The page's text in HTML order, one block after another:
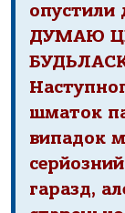
ДУМАЮ
шматок
випадок
гаразд,